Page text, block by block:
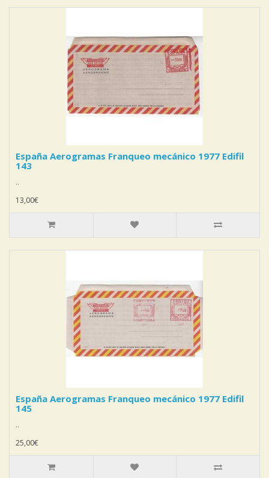
España Aerogramas Franqueo mecánico 1977 Edifil
143
..
13,00€
España Aerogramas Franqueo mecánico 1977 Edifil
145
..
25,00€